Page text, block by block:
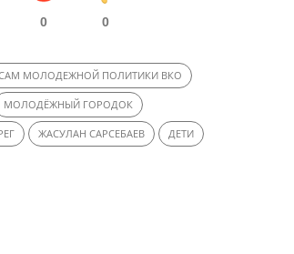
0 0
МОЛОДЕЖНОЙ ПОЛИТИКИ ВКО
МОЛОДЁЖНЫЙ ГОРОДОК
ЖАСУЛАН САРСЕБАЕВ ДЕТИ